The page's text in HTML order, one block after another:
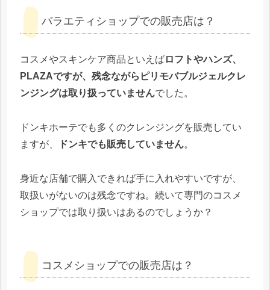
バラエティショップでの販売店は？
コスメやスキンケア商品といえばロフトやハンズ、
PLAZAですが、残念ながらピリモバブルジェルクレ
ンジングは取り扱っていませんでした。
ドンキホーテでも多くのクレンジングを販売してい
ますが、
ドンキでも販売していません。
身近な店舗で購入できれば手に入れやすいですが、
取扱いがないのは残念ですね。続いて専門のコスメ
ショップでは取り扱いはあるのでしょうか？
コスメショップでの販売店は？